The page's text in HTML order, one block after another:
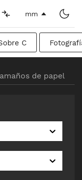
mm
C
de papel